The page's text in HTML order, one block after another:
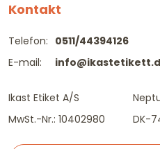
Kontakt
Telefon:
E-mail:
0511/44394126
Ikast Etiket A/S
MwSt.-Nr.: 10402980
DK-